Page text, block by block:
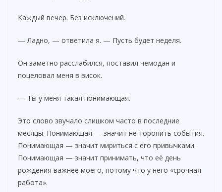
e
o
Каждый вечер. Без исключений.
— Ладно, — ответила я. — Пусть будет неделя.
Он заметно расслабился, поставил чемодан и
поцеловал меня в висок.
— Ты у меня такая понимающая.
Это слово звучало слишком часто в последние
месяцы. Понимающая — значит не торопить события.
Понимающая — значит мириться с его привычками.
Понимающая — значит принимать, что её день
рождения важнее моего, потому что у него «срочная
работа».